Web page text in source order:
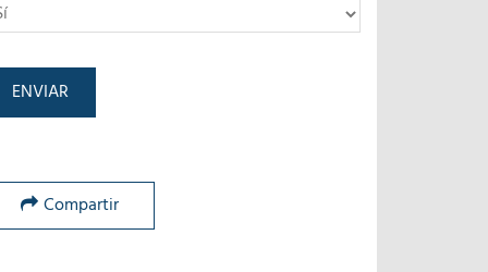
Compartir